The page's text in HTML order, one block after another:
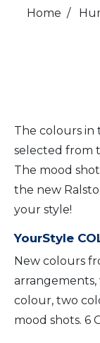
Home /
The colours in
selected from
The mood
the new
your style!
YourStyle
New colours
arrangements,
colour, two
mood shots. 6